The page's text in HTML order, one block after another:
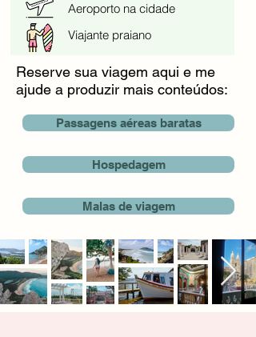
Aeroporto na cidade
Viajante praiano
Reserve sua viagem aqui e me
ajude a produzir mais conteúdos:
Passagens aéreas baratas
Hospedagem
Malas de viagem